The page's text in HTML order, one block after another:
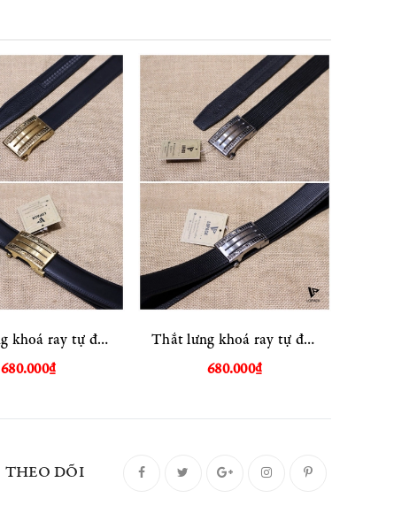
Thắt lưng khoá ray tự động
680.000₫
Thắt lưng khoá ray tự động
680.000₫
THEO DÕI